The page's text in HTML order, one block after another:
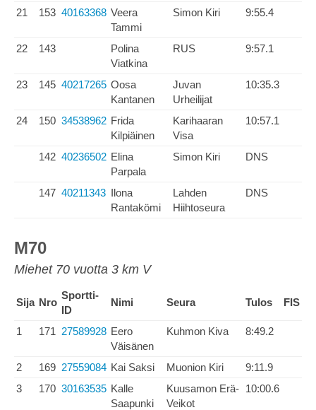
21 153 40163368 Veera
Tammi
Simon Kiri 9:55.4
22 143
Polina
Viatkina
RUS 9:57.1
23 145 40217265 Oosa
Kantanen
Juvan
Urheilijat
10:35.3
24 150 34538962 Frida
Kilpiäinen
Karihaaran
Visa
10:57.1
142 40236502 Elina
Parpala
Simon Kiri DNS
147 40211343 Ilona
Rantakömi
Lahden
Hiihtoseura
DNS
M70
Miehet 70 vuotta 3 km V
Sija Nro
Sportti-
ID
Nimi Seura Tulos FIS
1 171 27589928 Eero
Väisänen
Kuhmon Kiva 8:49.2
2 169 27559084 Kai Saksi Muonion Kiri
9:11.9
3
170 30163535 Kalle
Saapunki
Kuusamon Erä-
Veikot
10:00.6